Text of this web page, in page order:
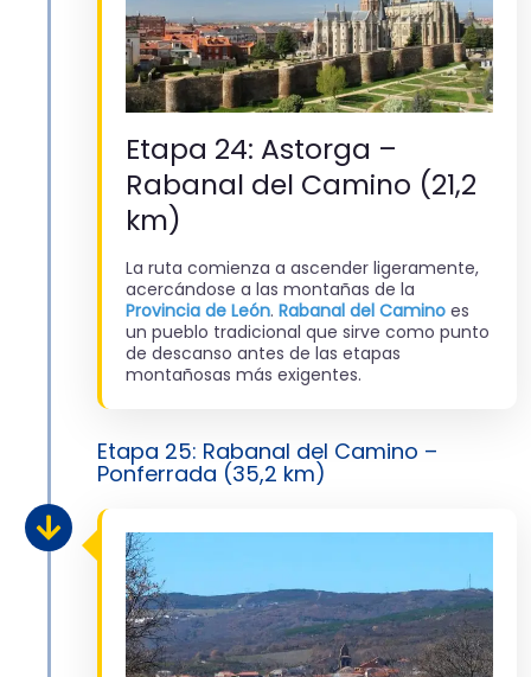
Etapa 24: Astorga –
Rabanal del Camino (21,2
km)
La ruta comienza a ascender ligeramente,
acercándose a las montañas de la
Provincia de León. Rabanal del Camino es
un pueblo tradicional que sirve como punto
de descanso antes de las etapas
montañosas más exigentes.
Etapa 25: Rabanal del Camino –
Ponferrada (35,2 km)